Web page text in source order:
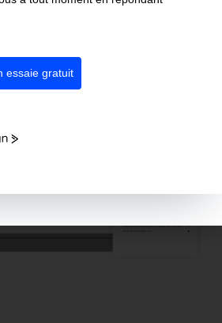
prévues pour les mois à
essaie gratuit